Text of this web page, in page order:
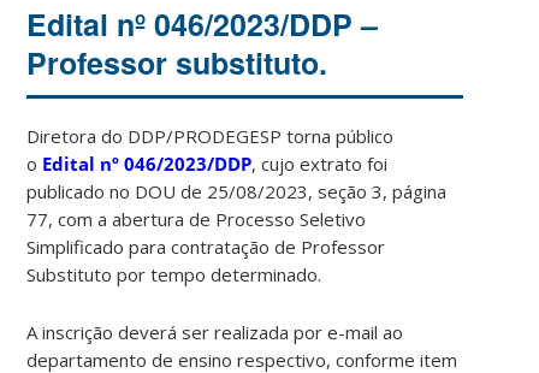
Edital nº 046/2023/DDP –
Professor substituto.
Diretora do DDP/PRODEGESP torna público
o Edital nº 046/2023/DDP, cujo extrato foi
publicado no DOU de 25/08/2023, seção 3, página
77, com a abertura de Processo Seletivo
Simplificado para contratação de Professor
Substituto por tempo determinado.
A inscrição deverá ser realizada por e-mail ao
departamento de ensino respectivo, conforme item